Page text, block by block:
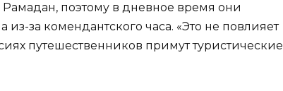
Рамадан, поэтому в дневное время они
за комендантского часа. «Это не повлияет
путешественников примут туристические